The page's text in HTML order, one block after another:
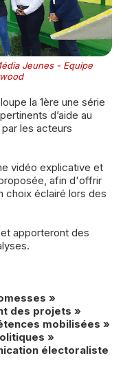
Jeunes - Equipe
d’aide au
les acteurs
vidéo explicative et
afin d'offrir
choix éclairé lors des
apporteront des
»
des projets »
mobilisées »
»
électoraliste